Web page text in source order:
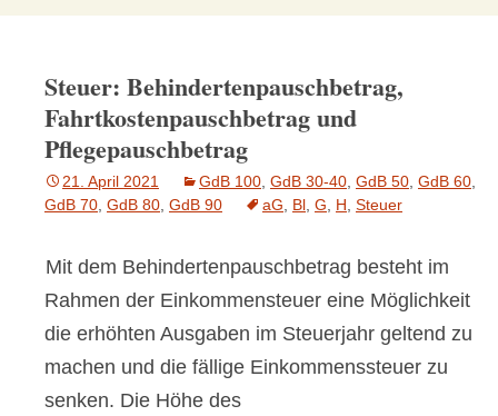
Steuer: Behindertenpauschbetrag,
Fahrtkostenpauschbetrag und
Pflegepauschbetrag
21. April 2021 GdB 100 GdB 30-40 GdB 50 GdB 60
GdB 70 GdB 80 GdB 90 aG Bl G H Steuer
Mit dem Behindertenpauschbetrag besteht im
Rahmen der Einkommensteuer eine Möglichkeit
die erhöhten Ausgaben im Steuerjahr geltend zu
machen und die fällige Einkommenssteuer zu
senken. Die Höhe des